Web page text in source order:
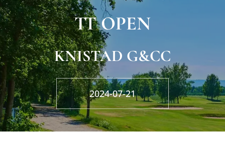
TT OPEN
KNISTAD G&CC
2024-07-21